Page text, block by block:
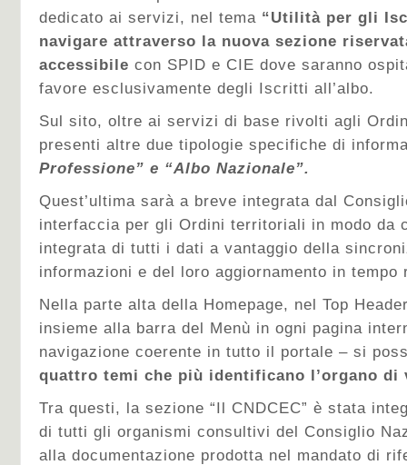
dedicato ai servizi, nel tema “Utilità per gli
navigare attraverso la nuova sezione
accessibile con SPID e CIE dove saranno
favore esclusivamente degli Iscritti all’albo.
Sul sito, oltre ai servizi di base rivolti agli
presenti altre due tipologie specifiche di
Professione” e “Albo Nazionale”.
Quest’ultima sarà a breve integrata dal
interfaccia per gli Ordini territoriali in modo da
integrata di tutti i dati a vantaggio della
informazioni e del loro aggiornamento in
Nella parte alta della Homepage, nel Top
insieme alla barra del Menù in ogni pagina
navigazione coerente in tutto il portale – si
quattro temi che più identificano l’organo
Tra questi, la sezione “Il CNDCEC” è stata
di tutti gli organismi consultivi del Consiglio
alla documentazione prodotta nel mandato di